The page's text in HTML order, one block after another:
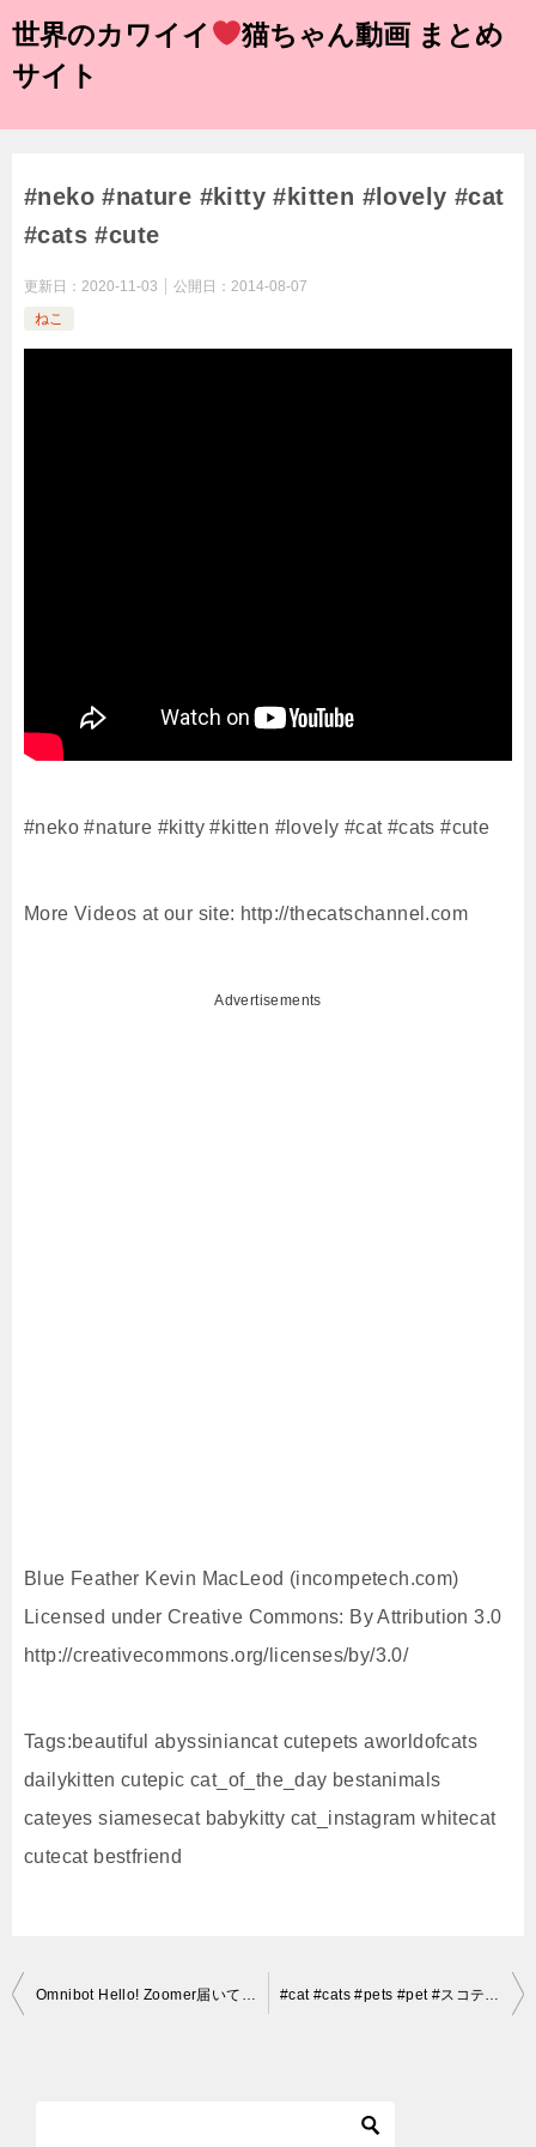
世界のカワイイ
猫ちゃん動画 まとめ
サイト
#neko #nature #kitty #kitten #lovely #cat
#cats #cute
更新日： 2020-11-03 公開日： 2014-08-07
ねこ
#neko #nature #kitty #kitten #lovely #cat #cats #cute
More Videos at our site: http://thecatschannel.com
Advertisements
Blue Feather Kevin MacLeod (incompetech.com)
Licensed under Creative Commons: By Attribution 3.0
http://creativecommons.org/licenses/by/3.0/
Tags:beautiful abyssiniancat cutepets aworldofcats
dailykitten cutepic cat_of_the_day bestanimals
cateyes siamesecat babykitty cat_instagram whitecat
cutecat bestfriend
投
Omnibot Hello! Zoomer届いて開封、なかはネコ！-Cat came out of the box of toys #cat #cats #pets #pet #スコティッシュフォールド #cutecats #animals #catstagram #cutecatsofinstagram #neko #kit